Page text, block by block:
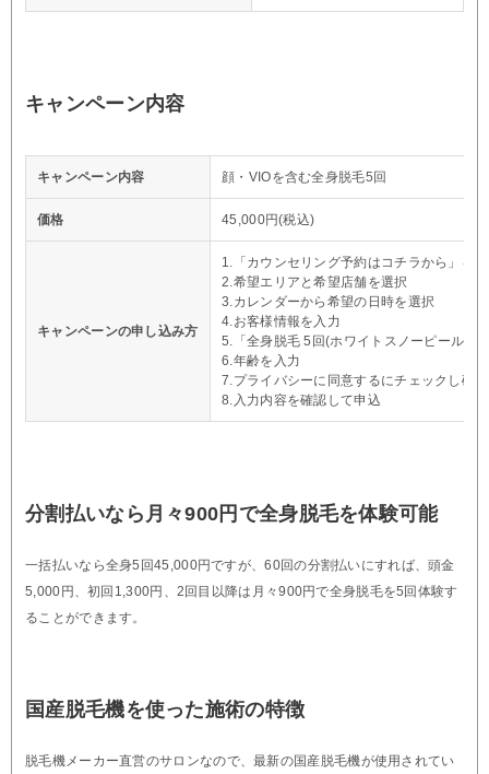
キャンペーン内容
キャンペーン内容 顔・VIOを含む全身脱毛5回
価格 45,000円(税込)
キャンペーンの申し込み方
1.「カウンセリング予約はコチラから」を
2.希望エリアと希望店舗を選択
3.カレンダーから希望の日時を選択
4.お客様情報を入力
5.「全身脱毛 5回(ホワイトスノーピール付
6.年齢を入力
7.プライバシーに同意するにチェックし確
8.入力内容を確認して申込
分割払いなら月々900円で全身脱毛を体験可能
一括払いなら全身5回45,000円ですが、60回の分割払いにすれば、頭金
5,000円、初回1,300円、2回目以降は月々900円で全身脱毛を5回体験す
ることができます。
国産脱毛機を使った施術の特徴
脱毛機メーカー直営のサロンなので、最新の国産脱毛機が使用されてい